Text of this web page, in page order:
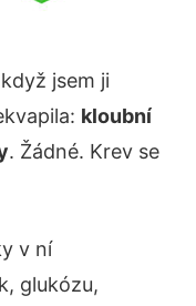
jsem ji
kloubní
. Žádné. Krev se
v ní
glukózu,